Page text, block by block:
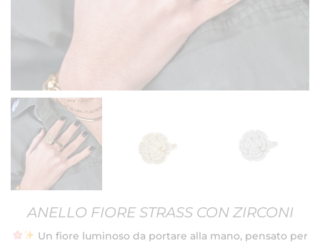
ANELLO FIORE STRASS CON ZIRCONI
Un fiore luminoso da portare alla mano, pensato per